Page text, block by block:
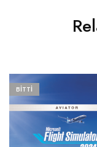
BITTI